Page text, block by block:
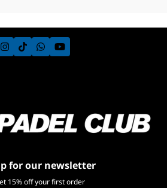
for our newsletter
15% off your first order